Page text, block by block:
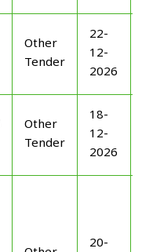
Other
Tender
22-
12-
2026
Other
Tender
18-
12-
2026
20-